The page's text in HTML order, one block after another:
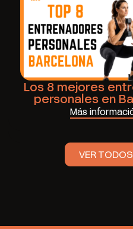
Los 8 mejores
personales en
Más
VER TODOS